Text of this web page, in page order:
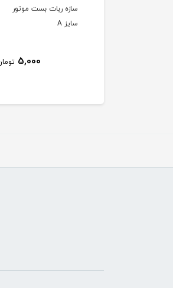
سازه ربات DB4
5,000